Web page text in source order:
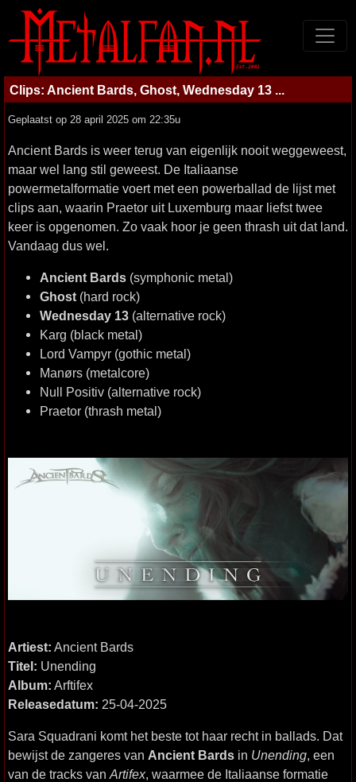
Clips: Ancient Bards, Ghost, Wednesday 13 ...
Geplaatst op 28 april 2025 om 22:35u
Ancient Bards is weer terug van eigenlijk nooit weggeweest,
maar wel lang stil geweest. De Italiaanse
powermetalformatie voert met een powerballad de lijst met
clips aan, waarin Praetor uit Luxemburg maar liefst twee
keer is opgenomen. Zo vaak hoor je geen thrash uit dat land.
Vandaag dus wel.
Ancient Bards (symphonic metal)
Ghost (hard rock)
Wednesday 13 (alternative rock)
Karg (black metal)
Lord Vampyr (gothic metal)
Manørs (metalcore)
Null Positiv (alternative rock)
Praetor (thrash metal)
Artiest: Ancient Bards
Titel: Unending
Album: Arftifex
Releasedatum: 25-04-2025
Sara Squadrani komt het beste tot haar recht in ballads. Dat
bewijst de zangeres van Ancient Bards in Unending, een
van de tracks van Artifex, waarmee de Italiaanse formatie